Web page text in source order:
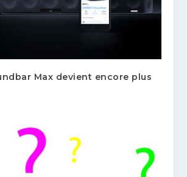
Max devient encore plus